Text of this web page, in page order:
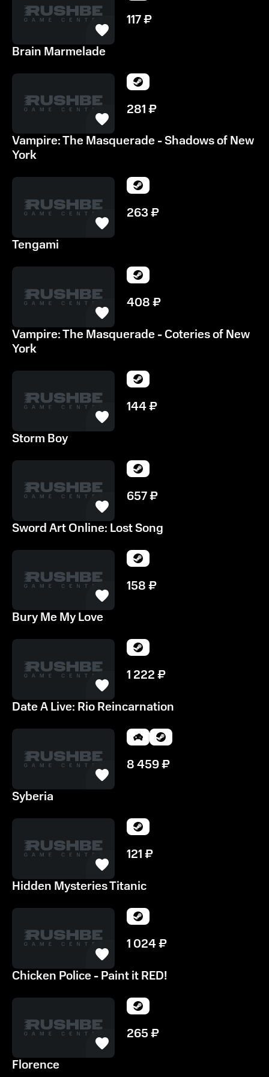
117₽
Brain Marmelade
281₽
Vampire: The Masquerade - Shadows of New
York
263₽
Tengami
408₽
Vampire: The Masquerade - Coteries of New
York
144₽
Storm Boy
657₽
Sword Art Online: Lost Song
158₽
Bury Me My Love
1 222₽
Date A Live: Rio Reincarnation
8 459₽
Syberia
121₽
Hidden Mysteries Titanic
1 024₽
Chicken Police - Paint it RED!
265₽
Florence